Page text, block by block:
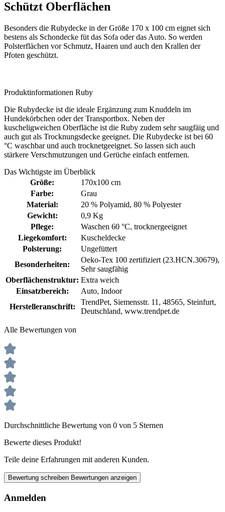
Schützt Oberflächen
Besonders die Rubydecke in der Größe 170 x 100 cm eignet sich
bestens als Schondecke füt das Sofa oder das Auto. So werden
Polsterflächen vor Schmutz, Haaren und auch den Krallen der
Pfoten geschützt.
Produktinformationen Ruby
Die Rubydecke ist die ideale Ergänzung zum Knuddeln im
Hundekörbchen oder der Transportbox. Neben der
kuscheligweichen Oberfläche ist die Ruby zudem sehr saugfäig und
auch gut als Trocknungsdecke geeignet. Die Rubydecke ist bei 60
°C waschbar und auch trocknetgeeignet. So lassen sich auch
stärkere Verschmutzungen und Gerüche einfach entfernen.
Das Wichtigste im Überblick
Größe:
170x100 cm
Farbe:
Grau
Material:
20 % Polyamid, 80 % Polyester
Gewicht:
0,9 Kg
Pflege:
Waschen 60 °C, trocknergeeignet
Liegekomfort:
Kuscheldecke
Polsterung:
Ungefüttert
Besonderheiten:
Oeko-Tex 100 zertifiziert (23.HCN.30679),
Sehr saugfähig
Oberflächenstruktur: Extra weich
Einsatzbereich:
Auto, Indoor
Herstelleranschrift:
TrendPet, Siemensstr. 11, 48565, Steinfurt,
Deutschland, www.trendpet.de
Alle Bewertungen von
Durchschnittliche Bewertung von 0 von 5 Sternen
Bewerte dieses Produkt!
Teile deine Erfahrungen mit anderen Kunden.
Bewertung schreiben Bewertungen anzeigen
Anmelden